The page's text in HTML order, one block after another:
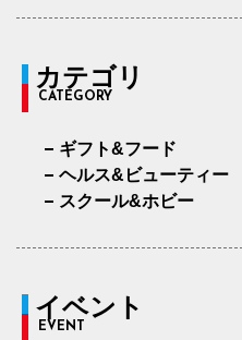
カテゴリ
CATEGORY
ギフト&フード
ヘルス&ビューティー
スクール&ホビー
イベント
EVENT